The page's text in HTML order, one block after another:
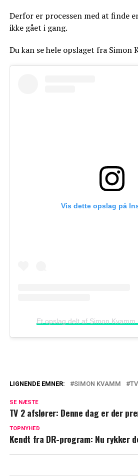
Derfor er processen med at finde
ikke gået i gang.
Du kan se hele opslaget fra Simon
Vis dette opslag på
bliver han i 'X Factor'
afslører 'X Factor'-
LIGNENDE EMNER: SIMON KVAMM
SE NÆSTE
TV 2 afslører: Denne dag er der
TOPNYHED
Kendt fra DR-program: Nu rykker